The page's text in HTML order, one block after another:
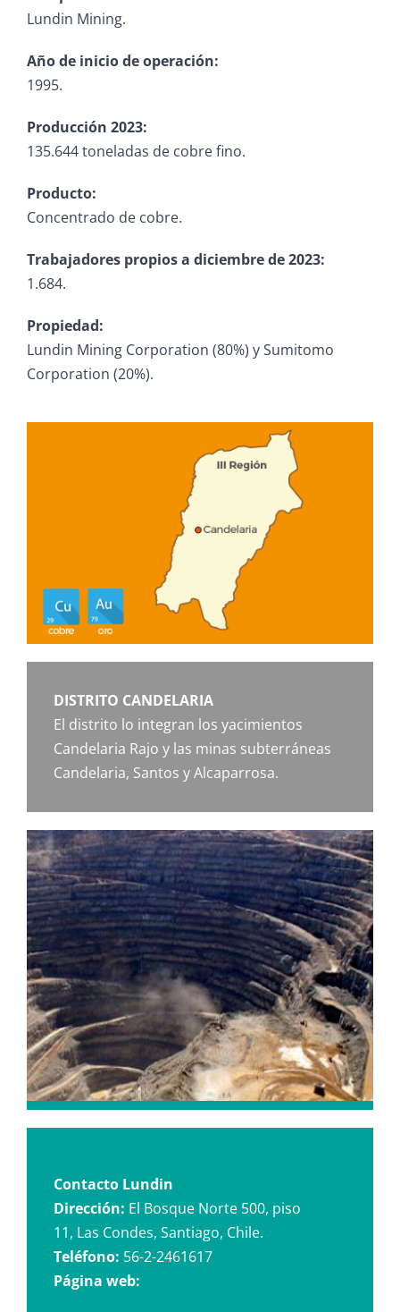
Lundin Mining.
Año de inicio de operación:
1995.
Producción 2023:
135.644 toneladas de cobre fino.
Producto:
Concentrado de cobre.
Trabajadores propios a diciembre de 2023:
1.684.
Propiedad:
Lundin Mining Corporation (80%) y Sumitomo
Corporation (20%).
DISTRITO CANDELARIA
El distrito lo integran los yacimientos
Candelaria Rajo y las minas subterráneas
Candelaria, Santos y Alcaparrosa.
Contacto Lundin
Dirección: El Bosque Norte 500, piso
11, Las Condes, Santiago, Chile.
Teléfono: 56-2-2461617
Página web: